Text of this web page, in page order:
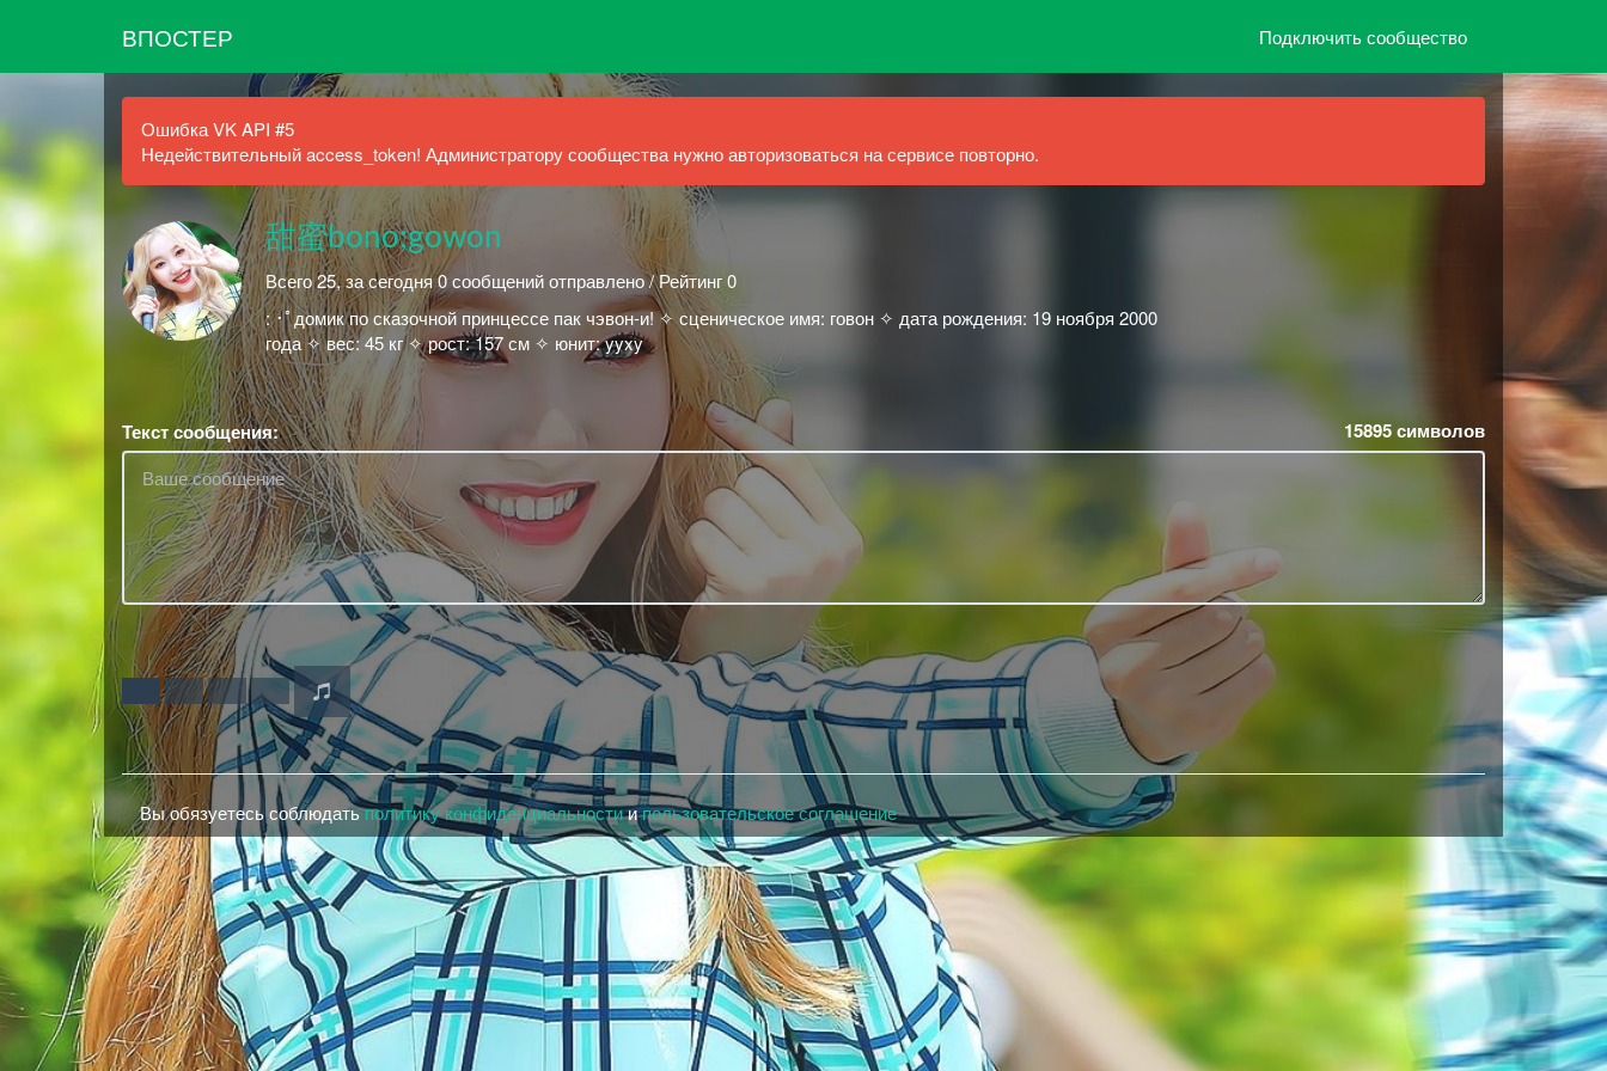
ВПОСТЕР Подключить сообщество
Ошибка VK API #5
Недействительный access_token! Администратору сообщества нужно авторизоваться на сервисе повторно.
甜蜜bono;gowon
Всего 25, за сегодня 0 сообщений отправлено / Рейтинг 0
: ･ﾟдомик по сказочной принцессе пак чэвон-и! ✧ сценическое имя: говон ✧ дата рождения: 19 ноября 2000
года ✧ вес: 45 кг ✧ рост: 157 см ✧ юнит: yyxy
Текст сообщения: 15895символов
Вы обязуетесь соблюдатьполитику конфиденциальностиипользовательское соглашение